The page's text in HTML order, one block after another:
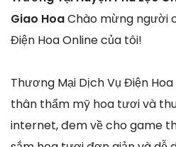
Giao HoaChào mừng người
Điện Hoa Online của tôi!
Thương Mại Dịch Vụ Điện
thân thẩm mỹ hoa tươi và
internet, đem về cho game